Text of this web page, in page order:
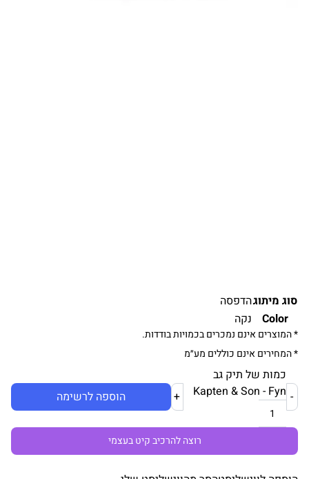
סוג מיתוגהדפסה
Color
נקה
* המוצרים אינם נמכרים בכמויות בודדות.
* המחירים אינם כוללים מע״מ
כמות של תיק גב
Kapten & Son - Fyn
הוספה לרשימה
רוצה להרכיב קיט בעצמי